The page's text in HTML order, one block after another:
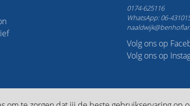
0174-625116
WhatsApp: 06-
Volg ons op
Volg ons op